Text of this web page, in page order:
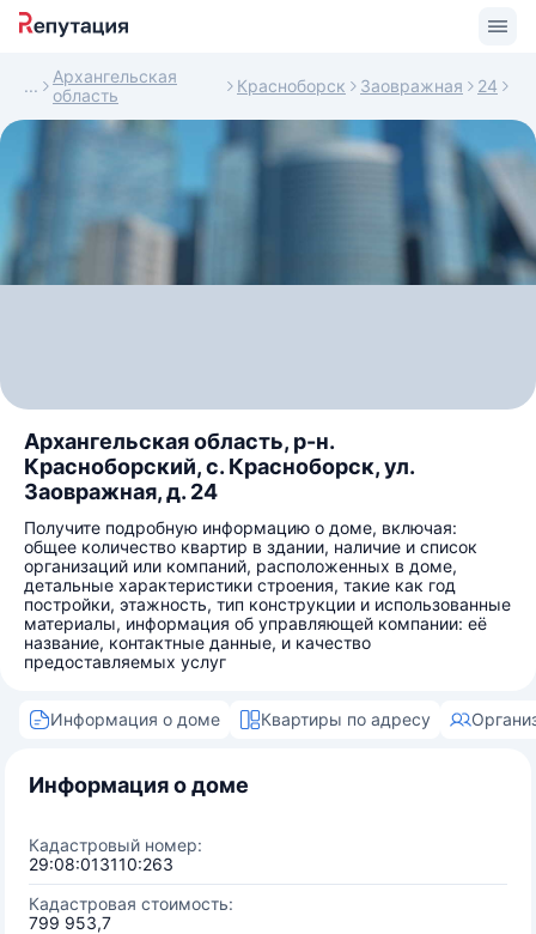
Архангельская
область
Красноборск Заовражная 24
Архангельская область, р-н.
Красноборский, с. Красноборск, ул.
Заовражная, д. 24
Получите подробную информацию о доме, включая:
общее количество квартир в здании, наличие и список
организаций или компаний, расположенных в доме,
детальные характеристики строения, такие как год
постройки, этажность, тип конструкции и использованные
материалы, информация об управляющей компании: её
название, контактные данные, и качество
предоставляемых услуг
Информация о доме Квартиры по адресу
Информация о доме
Кадастровый номер:
29:08:013110:263
Кадастровая стоимость:
799 953,7